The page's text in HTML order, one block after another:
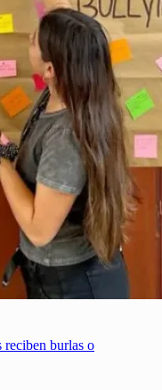
reciben burlas o